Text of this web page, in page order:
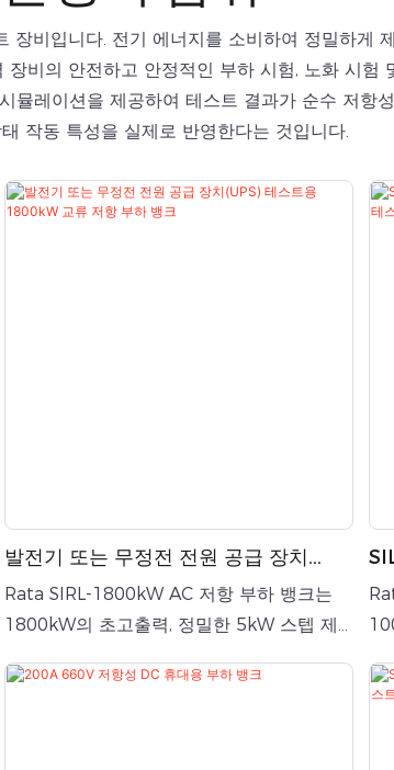
비입니다. 전기 에너지를 소비하여 정밀하게
비의 안전하고 안정적인 부하 시험, 노화 시험
레이션을 제공하여 테스트 결과가 순수 저항
작동 특성을 실제로 반영한다는 것입니다.
발전기 또는 무정전 전원 공급 장치
(UPS) 테스트용 1800kW 교류 저항 부
하 뱅크
Rata SIRL-1800kW AC 저항 부하 뱅크는
1800kW의 초고출력, 정밀한 5kW 스텝 제
적인 보호 기능을 통합한 전문 부하 시뮬레이
전
통